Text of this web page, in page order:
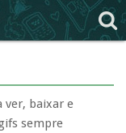
ver, baixar e
sempre